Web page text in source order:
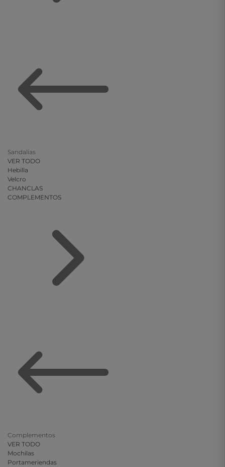
Sandalias
VER TODO
Hebilla
Velcro
CHANCLAS
COMPLEMENTOS
Complementos
VER TODO
Mochilas
Portameriendas